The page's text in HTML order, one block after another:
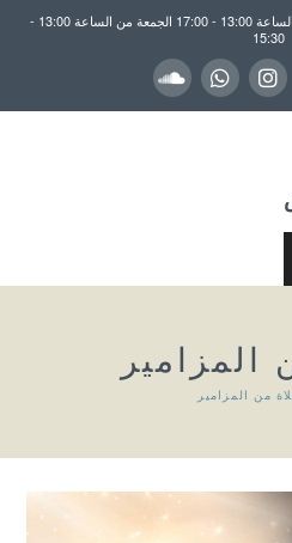
انضموا الينا ايام الاثنين حتى الخميس من الساعة 13:00 - 17:00 الجمعة من الساعة 13:00 -
15:30
المزامير
من المزامير